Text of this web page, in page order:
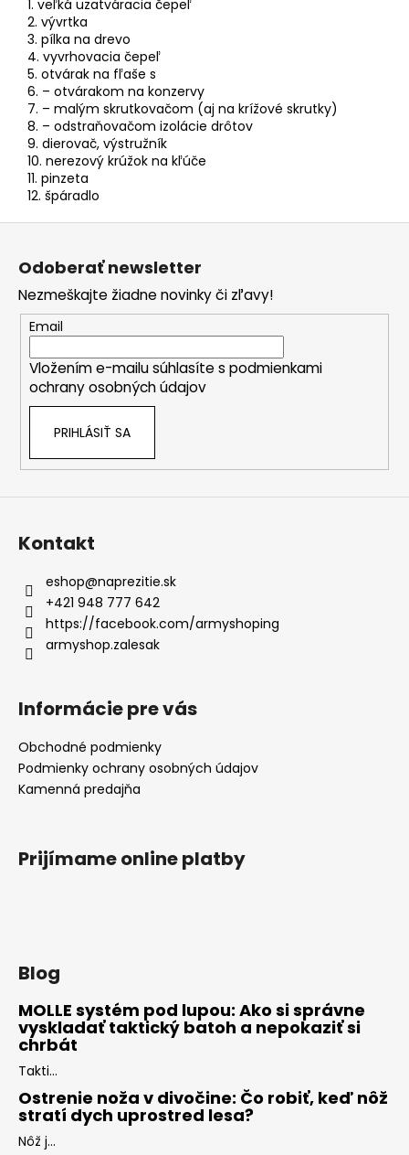
1. veľká uzatváracia čepeľ
2. vývrtka
3. pílka na drevo
4. vyvrhovacia čepeľ
5. otvárak na fľaše s
6. – otvárakom na konzervy
7. – malým skrutkovačom (aj na krížové skrutky)
8. – odstraňovačom izolácie drôtov
9. dierovač, výstružník
10. nerezový krúžok na kľúče
11. pinzeta
12. špáradlo
Z
Odoberať newsletter
Nezmeškajte žiadne novinky či zľavy!
Email
Vložením e-mailu súhlasíte s podmienkami
ochrany osobných údajov
PRIHLÁSIŤ SA
Kontakt
eshop@naprezitie.sk
+421 948 777 642
https://facebook.com/armyshoping
armyshop.zalesak
Informácie pre vás
Obchodné podmienky
Podmienky ochrany osobných údajov
Kamenná predajňa
Prijímame online platby
Blog
MOLLE systém pod lupou: Ako si správne
vyskladať taktický batoh a nepokaziť si
chrbát
Takti...
Ostrenie noža v divočine: Čo robiť, keď nôž
stratí dych uprostred lesa?
Nôž j...